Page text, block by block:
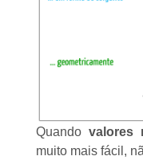
Quando valores
muito mais fácil,